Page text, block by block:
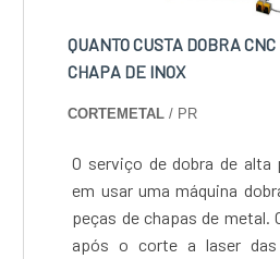
QUANTO CUSTA DOBRA CNC
CHAPA DE INOX
CORTEMETAL / PR
O serviço de dobra de
em usar uma máquina
peças de chapas de metal. O processo ocorre
após o corte a laser das